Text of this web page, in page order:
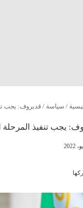
/ سياسة / قديروف: يجب
يجب تنفيذ المرحلة